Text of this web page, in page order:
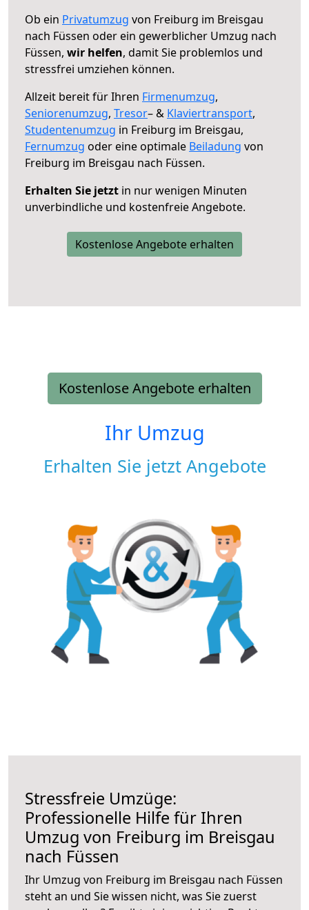
Ob ein Privatumzug von Freiburg im Breisgau
nach Füssen oder ein gewerblicher Umzug nach
Füssen, wir helfen, damit Sie problemlos und
stressfrei umziehen können.
Allzeit bereit für Ihren Firmenumzug,
Seniorenumzug, Tresor– & Klaviertransport,
Studentenumzug in Freiburg im Breisgau,
Fernumzug oder eine optimale Beiladung von
Freiburg im Breisgau nach Füssen.
Erhalten Sie jetzt in nur wenigen Minuten
unverbindliche und kostenfreie Angebote.
Kostenlose Angebote erhalten
Kostenlose Angebote erhalten
Ihr Umzug
Erhalten Sie jetzt Angebote
Stressfreie Umzüge:
Professionelle Hilfe für Ihren
Umzug von Freiburg im Breisgau
nach Füssen
Ihr Umzug von Freiburg im Breisgau nach Füssen
steht an und Sie wissen nicht, was Sie zuerst